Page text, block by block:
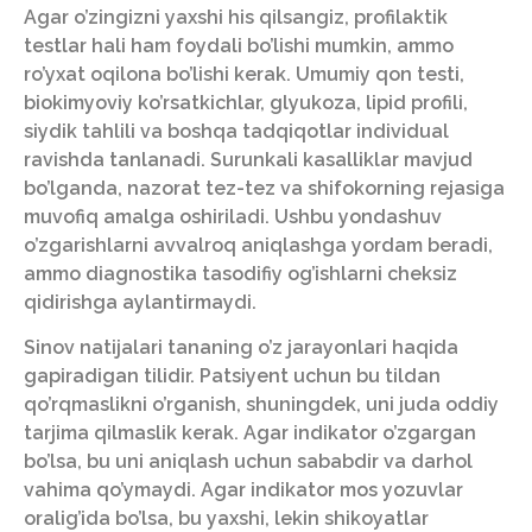
Agar o’zingizni yaxshi his qilsangiz, profilaktik
testlar hali ham foydali bo’lishi mumkin, ammo
ro’yxat oqilona bo’lishi kerak. Umumiy qon testi,
biokimyoviy ko’rsatkichlar, glyukoza, lipid profili,
siydik tahlili va boshqa tadqiqotlar individual
ravishda tanlanadi. Surunkali kasalliklar mavjud
bo’lganda, nazorat tez-tez va shifokorning rejasiga
muvofiq amalga oshiriladi. Ushbu yondashuv
o’zgarishlarni avvalroq aniqlashga yordam beradi,
ammo diagnostika tasodifiy og’ishlarni cheksiz
qidirishga aylantirmaydi.
Sinov natijalari tananing o’z jarayonlari haqida
gapiradigan tilidir. Patsiyent uchun bu tildan
qo’rqmaslikni o’rganish, shuningdek, uni juda oddiy
tarjima qilmaslik kerak. Agar indikator o’zgargan
bo’lsa, bu uni aniqlash uchun sababdir va darhol
vahima qo’ymaydi. Agar indikator mos yozuvlar
oralig’ida bo’lsa, bu yaxshi, lekin shikoyatlar